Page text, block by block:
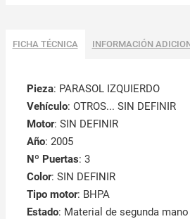
FICHA TÉCNICA INFORMACIÓN
Pieza: PARASOL IZQUIERDO
Vehículo: OTROS... SIN DEFINIR
Motor: SIN DEFINIR
Año: 2005
Nº Puertas: 3
Color: SIN DEFINIR
Tipo motor: BHPA
Estado: Material de segunda mano